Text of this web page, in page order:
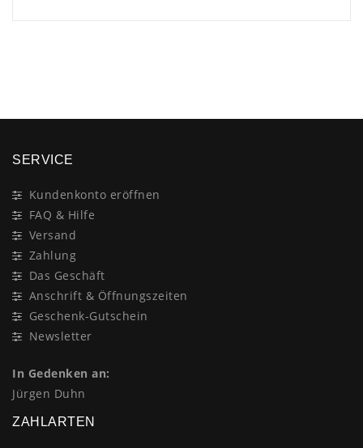
SERVICE
Kundenkonto eröffnen
FAQ & Hilfe
Versand
Zahlung
Das Geschäft
Anschrift & Öffnungszeiten
Geschenk-Gutschein
Newsletter
In Gedenken an:
Jürgen Duhn
ZAHLARTEN